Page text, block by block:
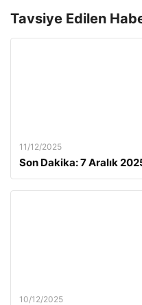
Tavsiye Edilen
11/12/2025
Son Dakika: 7 Aralık
10/12/2025